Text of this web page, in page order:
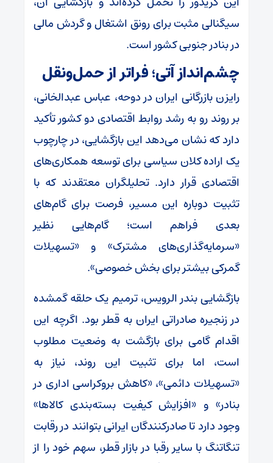
سیگنالی مثبت برای رونق اشتغال و گردش مالی
در بنادر جنوبی کشور است.
چشم‌انداز آتی؛ فراتر از حمل‌ونقل
رایزن بازرگانی ایران در دوحه، عباس عبدالخانی،
بر روند رو به رشد روابط اقتصادی دو کشور تأکید
دارد که نشان می‌دهد این بازگشایی، در چارچوب
یک اراده کلان سیاسی برای توسعه همکاری‌های
اقتصادی قرار دارد. تحلیلگران معتقدند که با
تثبیت دوباره این مسیر، فرصت برای گام‌های
بعدی فراهم است؛ گام‌هایی نظیر
«سرمایه‌گذاری‌های مشترک» و «تسهیلات
گمرکی بیشتر برای بخش خصوصی».
بازگشایی بندر الرویس، ترمیم یک حلقه گمشده
در زنجیره صادراتی ایران به قطر بود. اگرچه این
اقدام گامی برای بازگشت به وضعیت مطلوب
است، اما برای تثبیت این روند، نیاز به
«تسهیلات دائمی»، «کاهش بروکراسی اداری در
بنادر» و «افزایش کیفیت بسته‌بندی کالاها»
وجود دارد تا صادرکنندگان ایرانی بتوانند در رقابت
تنگاتنگ با سایر رقبا در بازار قطر، سهم خود را از